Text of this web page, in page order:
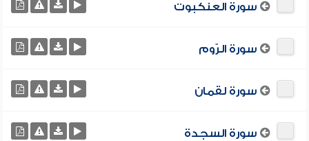
سورة العنكبوت
سورة الرّوم
سورة لقمان
سورة السجدة